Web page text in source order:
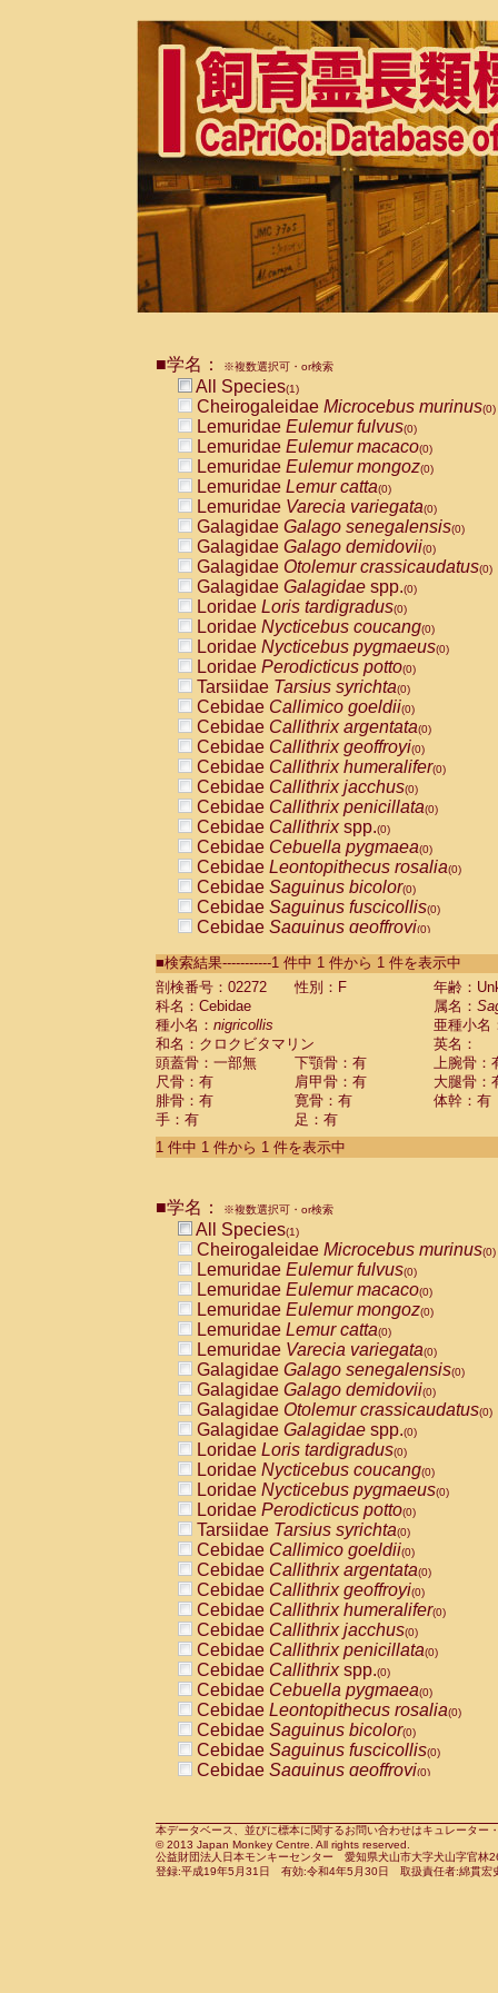
■学名： ※複数選択可・or検索
All Species(1)
Cheirogaleidae Microcebus murinus(0)
Lemuridae Eulemur fulvus(0)
Lemuridae Eulemur macaco(0)
Lemuridae Eulemur mongoz(0)
Lemuridae Lemur catta(0)
Lemuridae Varecia variegata(0)
Galagidae Galago senegalensis(0)
Galagidae Galago demidovii(0)
Galagidae Otolemur crassicaudatus(0)
Galagidae Galagidae spp.(0)
Loridae Loris tardigradus(0)
Loridae Nycticebus coucang(0)
Loridae Nycticebus pygmaeus(0)
Loridae Perodicticus potto(0)
Tarsiidae Tarsius syrichta(0)
Cebidae Callimico goeldii(0)
Cebidae Callithrix argentata(0)
Cebidae Callithrix geoffroyi(0)
Cebidae Callithrix humeralifer(0)
Cebidae Callithrix jacchus(0)
Cebidae Callithrix penicillata(0)
Cebidae Callithrixspp.(0)
Cebidae Cebuella pygmaea(0)
Cebidae Leontopithecus rosalia(0)
Cebidae Saguinus bicolor(0)
Cebidae Saguinus fuscicollis(0)
Cebidae Saguinus geoffroyi(0)
CebidaeSaguinus labiatus(0)
Cebidae Saguinus leucopus (0)
Cebidae
CebidaeSaguinus mystax
CebidaeSaguinus nigricollis (1)
Cebidae Saguinus oedipus
Cebidae Saguinus weddelli
Cebidae Saguinusspp.
Cebidae Aotus trivirgatus
Cebidae Cebus albifrons
CebidaeCebus nigrivittatus
CebidaeCebus
CebidaeSaimiri boliviensis(0)
CebidaeSaimiri sciureus(0)
AtelidaeAlouatta caraya(0)
AtelidaeAlouatta fusca(0)
AtelidaeAlouatta seniculus
AtelidaeAlouattaspp.(0)
AtelidaeAteles belzebuth(0)
AtelidaeAteles geoffroyi(0)
AtelidaeAteles paniscus(0)
AtelidaeAtelesspp.(0)
Atelidae Lagothrix lagothricha
AtelidaeLagothrix lagothricha cana
PitheciidaeCacajao calvus
PitheciidaeCallicebus cupreus
PitheciidaeCallicebus donacophilus
PitheciidaeCallicebus moloch
PitheciidaeCallicebus torquatus
PitheciidaeCallicebusspp.(0)
PitheciidaeChiropotes satanas(0)
PitheciidaePithecia monachus
PitheciidaePithecia pithecia(0)
CercopithecidaeCercocebus agilis
CercopithecidaeCercocebus
CercopithecidaeCercocebus
CercopithecidaeCercocebus
CercopithecidaeCercocebus
CercopithecidaeCercocebushybrid
CercopithecidaePapio anubis(0)
CercopithecidaePapio cynocephalus
CercopithecidaePapio hamadryas(0)
■検索結果-----------1 件中 1 件から 1 件を表示中
剖検番号：02272
性別：F
年齢：
科名：Cebidae
属名：
種小名： nigricollis
亜種小名
和名：クロクビタマリン
英名：
頭蓋骨：一部無
下顎骨：有
上腕骨：
尺骨：有
肩甲骨：有
大腿骨：
腓骨：有
寛骨：有
体幹：有
手：有
足：有
1 件中 1 件から 1 件を表示中
■学名： ※複数選択可・or検索
All Species(1)
Cheirogaleidae Microcebus murinus(0)
Lemuridae Eulemur fulvus(0)
Lemuridae Eulemur macaco(0)
Lemuridae Eulemur mongoz(0)
Lemuridae Lemur catta(0)
Lemuridae Varecia variegata(0)
Galagidae Galago senegalensis(0)
Galagidae Galago demidovii(0)
Galagidae Otolemur crassicaudatus(0)
Galagidae Galagidae spp.(0)
Loridae Loris tardigradus(0)
Loridae Nycticebus coucang(0)
Loridae Nycticebus pygmaeus(0)
Loridae Perodicticus potto(0)
Tarsiidae Tarsius syrichta(0)
Cebidae Callimico goeldii(0)
Cebidae Callithrix argentata(0)
Cebidae Callithrix geoffroyi(0)
Cebidae Callithrix humeralifer(0)
Cebidae Callithrix jacchus(0)
Cebidae Callithrix penicillata(0)
Cebidae Callithrixspp.(0)
Cebidae Cebuella pygmaea(0)
Cebidae Leontopithecus rosalia(0)
Cebidae Saguinus bicolor(0)
Cebidae Saguinus fuscicollis(0)
Cebidae Saguinus geoffroyi(0)
CebidaeSaguinus leucopus(0)
CebidaeSaguinus midas(0)
Cebidae Saguinus mystax(0)
本データベース、並びに標本に関するお問い合わせはキュレータ
© 2013 Japan Monkey Centre. All rights reserved.
公益財団法人日本モンキーセンター 愛知県犬山市大字犬山字官
登録:平成19年5月31日 有効:令和4年5月30日 取扱責任者:綿貫宏